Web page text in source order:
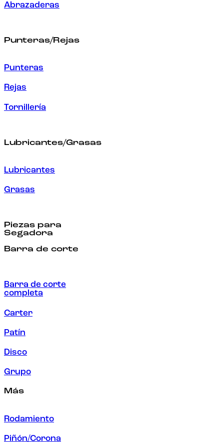
Abrazaderas
Punteras/Rejas
Punteras
Rejas
Tornillería
Lubricantes/Grasas
Lubricantes
Grasas
Piezas para
Segadora
Barra de corte
Barra de corte
completa
Carter
Patín
Disco
Grupo
Más
Rodamiento
Piñón/Corona